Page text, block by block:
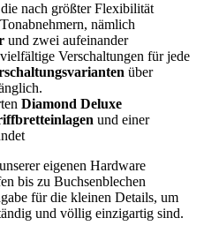
nach größter Flexibilität
nämlich
und zwei aufeinander
Verschaltungen für jede
über
Diamond Deluxe
und einer
eigenen Hardware
bis zu Buchsenblechen
für die kleinen Details, um
und völlig einzigartig sind.